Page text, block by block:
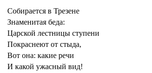
Собирается в Трезене
Знаменитая беда:
Царской лестницы ступени
Покраснеют от стыда,
Вот она: какие речи
И какой ужасный вид!